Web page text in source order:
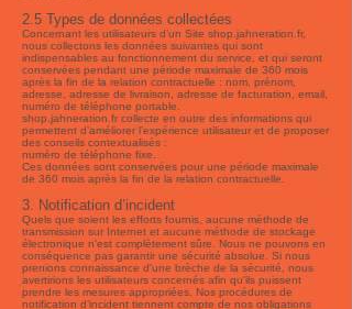
2.5 Types de données collectées
Concernant les utilisateurs d’un Site shop.jahneration.fr,
nous collectons les données suivantes qui sont
indispensables au fonctionnement du service, et qui seront
conservées pendant une période maximale de 360 mois
après la fin de la relation contractuelle : nom, prénom,
adresse, adresse de livraison, adresse de facturation, email,
numéro de téléphone portable.
shop.jahneration.fr collecte en outre des informations qui
permettent d’améliorer l’expérience utilisateur et de proposer
des conseils contextualisés :
numéro de téléphone fixe.
Ces données sont conservées pour une période maximale
de 360 mois après la fin de la relation contractuelle.
3. Notification d’incident
Quels que soient les efforts fournis, aucune méthode de
transmission sur Internet et aucune méthode de stockage
électronique n'est complètement sûre. Nous ne pouvons en
conséquence pas garantir une sécurité absolue. Si nous
prenions connaissance d'une brèche de la sécurité, nous
avertirions les utilisateurs concernés afin qu'ils puissent
prendre les mesures appropriées. Nos procédures de
notification d’incident tiennent compte de nos obligations